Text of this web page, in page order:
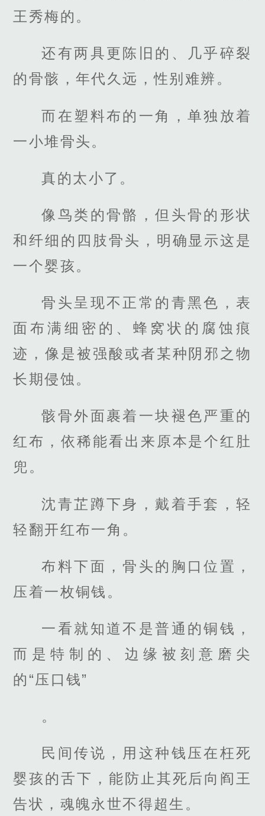
王秀梅的。
还有两具更陈旧的、几乎碎裂
的骨骸，年代久远，性别难辨。
而在塑料布的一角，单独放着
一小堆骨头。
真的太小了。
像鸟类的骨骼，但头骨的形状
和纤细的四肢骨头，明确显示这是
一个婴孩。
骨头呈现不正常的青黑色，表
面布满细密的、蜂窝状的腐蚀痕
迹，像是被强酸或者某种阴邪之物
长期侵蚀。
骸骨外面裹着一块褪色严重的
红布，依稀能看出来原本是个红肚
兜。
沈青芷蹲下身，戴着手套，轻
轻翻开红布一角。
布料下面，骨头的胸口位置，
压着一枚铜钱。
一看就知道不是普通的铜钱，
而是特制的、边缘被刻意磨尖
的“压口钱”
。
民间传说，用这种钱压在枉死
婴孩的舌下，能防止其死后向阎王
告状，魂魄永世不得超生。